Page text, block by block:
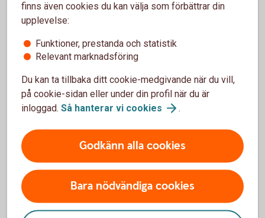
arbetsförmågan är nedsatt. För att kunna teckna
premiebefrielseförsäkring krävs godkänd
hälsoprövning.
Sparandet i en depåförsäkring kan inte kombineras
med premiebefrielseförsäkring.
Försäkringsgivare
Swedbank Försäkring AB(swedbank.com)
finns även cookies du kan välja som förbättrar din
upplevelse:
Funktioner, prestanda och statistik
Relevant marknadsföring
Du kan ta tillbaka ditt cookie-medgivande när du vill,
på cookie-sidan eller under din profil när du är
inloggad. Så hanterar vi cookies .
Godkänn alla cookies
Bara nödvändiga cookies